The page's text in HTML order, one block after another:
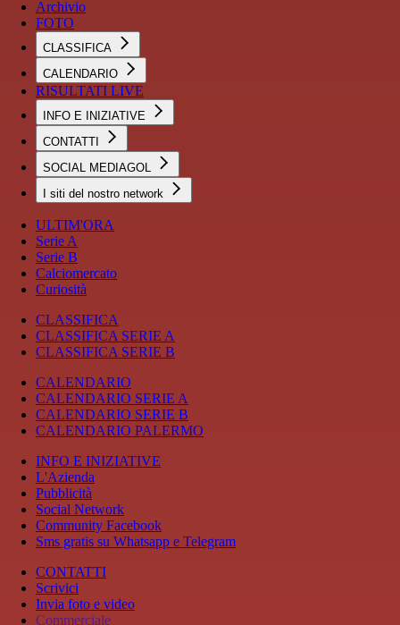
Archivio
FOTO
CLASSIFICA
CALENDARIO
RISULTATI LIVE
INFO E INIZIATIVE
CONTATTI
SOCIAL MEDIAGOL
I siti del nostro network
ULTIM'ORA
Serie A
Serie B
Calciomercato
Curiosità
CLASSIFICA
CLASSIFICA SERIE A
CLASSIFICA SERIE B
CALENDARIO
CALENDARIO SERIE A
CALENDARIO SERIE B
CALENDARIO PALERMO
INFO E INIZIATIVE
L'Azienda
Pubblicità
Social Network
Community Facebook
Sms gratis su Whatsapp e Telegram
CONTATTI
Scrivici
Invia foto e video
Commerciale